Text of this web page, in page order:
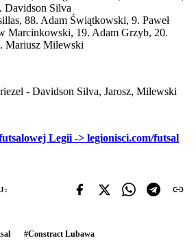
Davidson Silva
88. Adam Świątkowski, 9. Paweł
Marcinkowski, 19. Adam Grzyb, 20.
Mariusz Milewski
- Davidson Silva, Jarosz, Milewski
Legii -> legionisci.com/futsal
#Constract Lubawa